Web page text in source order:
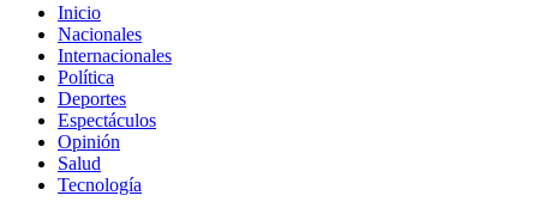
Inicio
Nacionales
Internacionales
Política
Deportes
Espectáculos
Opinión
Salud
Tecnología